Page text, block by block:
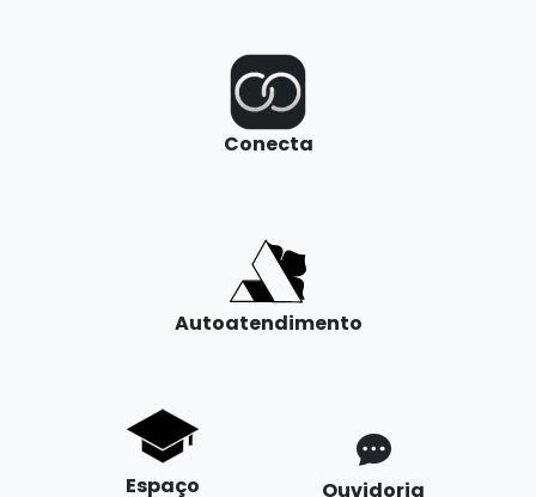
Conecta
Autoatendimento
Espaço Ouvidoria